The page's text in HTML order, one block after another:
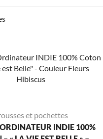
et pochettes
INDIE 100%